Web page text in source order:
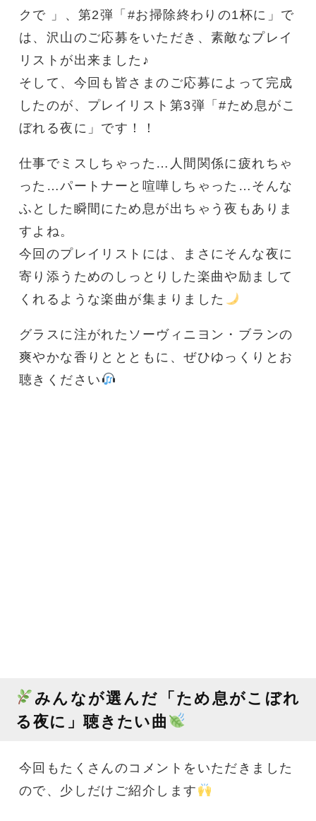
クで 」、第2弾「#お掃除終わりの1杯に」で
は、沢山のご応募をいただき、素敵なプレイ
リストが出来ました♪
そして、今回も皆さまのご応募によって完成
したのが、プレイリスト第3弾「#ため息がこ
ぼれる夜に」です！！
仕事でミスしちゃった…人間関係に疲れちゃ
った…パートナーと喧嘩しちゃった…そんな
ふとした瞬間にため息が出ちゃう夜もありま
すよね。
今回のプレイリストには、まさにそんな夜に
寄り添うためのしっとりした楽曲や励まして
くれるような楽曲が集まりました
グラスに注がれたソーヴィニヨン・ブランの
爽やかな香りととともに、ぜひゆっくりとお
聴きください
みんなが選んだ「ため息がこぼれ
る夜に」聴きたい曲
今回もたくさんのコメントをいただきました
ので、少しだけご紹介します